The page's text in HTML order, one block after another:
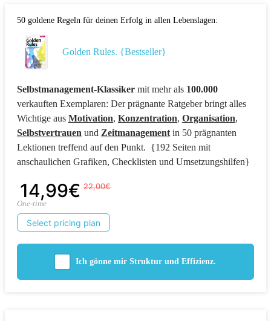
50 goldene Regeln für deinen Erfolg in allen Lebenslagen:
Golden Rules. {Bestseller}
Selbstmanagement-Klassiker mit mehr als 100.000
verkauften Exemplaren: Der prägnante Ratgeber bringt alles
Wichtige aus Motivation, Konzentration, Organisation,
Selbstvertrauen und Zeitmanagement in 50 prägnanten
Lektionen treffend auf den Punkt. {192 Seiten mit
anschaulichen Grafiken, Checklisten und Umsetzungshilfen}
22,00€
14,99€
One-time
Select pricing plan
Ich gönne mir Struktur und Effizienz.